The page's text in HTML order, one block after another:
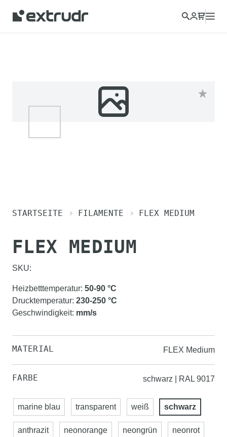
STARTSEITE FILAMENTE FLEX MEDIUM
FLEX MEDIUM
SKU:
Heizbetttemperatur: 50-90 °C
Drucktemperatur: 230-250 °C
Geschwindigkeit: mm/s
MATERIAL FLEX Medium
FARBE schwarz | RAL 9017
marine blau transparent weiß schwarz
anthrazit neonorange neongrün neonrot